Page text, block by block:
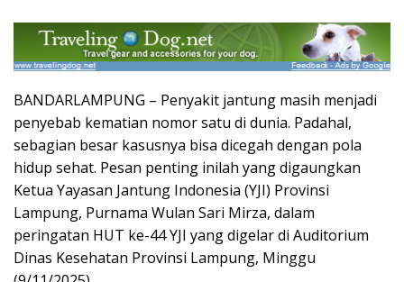
BANDARLAMPUNG – Penyakit jantung masih menjadi
penyebab kematian nomor satu di dunia. Padahal,
sebagian besar kasusnya bisa dicegah dengan pola
hidup sehat. Pesan penting inilah yang digaungkan
Ketua Yayasan Jantung Indonesia (YJI) Provinsi
Lampung, Purnama Wulan Sari Mirza, dalam
peringatan HUT ke-44 YJI yang digelar di Auditorium
Dinas Kesehatan Provinsi Lampung, Minggu